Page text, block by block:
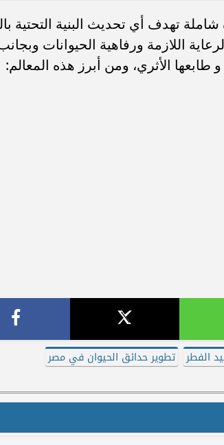
تهدف أي تحديث البنية التحتية
اللازمة ورفاهية الحيوانات
طابعها الأثري، ومن أبرز هذه المعالم:
الفطر
تطوير حدائق الحيوان في مصر